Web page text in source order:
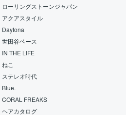
ローリングストーンジャパン
アクアスタイル
Daytona
世田谷ベース
IN THE LIFE
ねこ
ステレオ時代
Blue.
CORAL FREAKS
ヘアカタログ